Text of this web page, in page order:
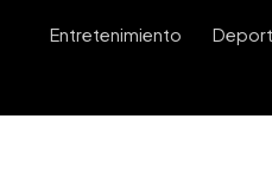
Entretenimiento